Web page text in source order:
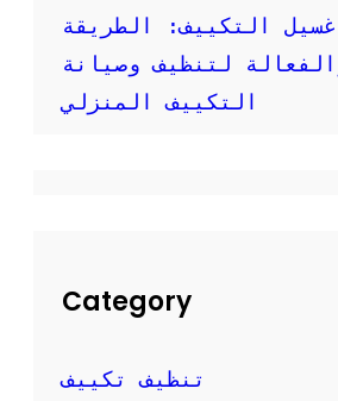
ج
و
ة
ح
ل
التكييف: الطريقة
لتنظيف وصيانة
التكييف المنزلي
Category
تنظيف تكييف